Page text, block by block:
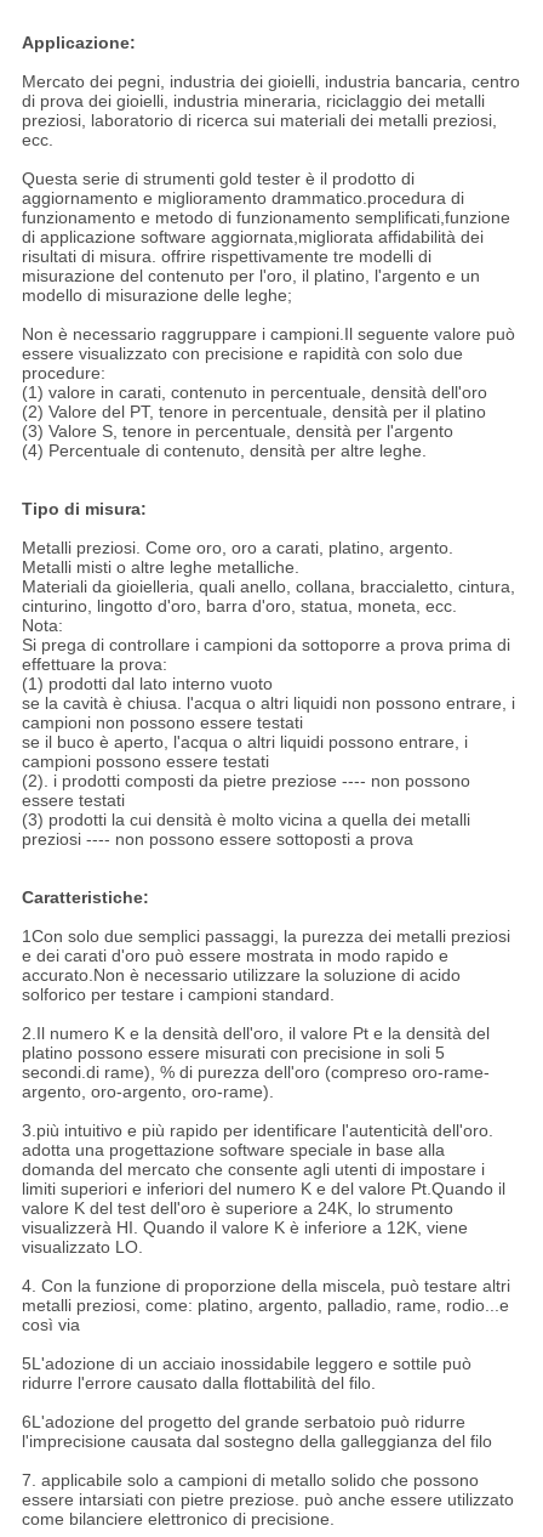
Applicazione:
Mercato dei pegni, industria dei gioielli, industria bancaria, centro
di prova dei gioielli, industria mineraria, riciclaggio dei metalli
preziosi, laboratorio di ricerca sui materiali dei metalli preziosi,
ecc.
Questa serie di strumenti gold tester è il prodotto di
aggiornamento e miglioramento drammatico.procedura di
funzionamento e metodo di funzionamento semplificati,funzione
di applicazione software aggiornata,migliorata affidabilità dei
risultati di misura. offrire rispettivamente tre modelli di
misurazione del contenuto per l'oro, il platino, l'argento e un
modello di misurazione delle leghe;
Non è necessario raggruppare i campioni.Il seguente valore può
essere visualizzato con precisione e rapidità con solo due
procedure:
(1) valore in carati, contenuto in percentuale, densità dell'oro
(2) Valore del PT, tenore in percentuale, densità per il platino
(3) Valore S, tenore in percentuale, densità per l'argento
(4) Percentuale di contenuto, densità per altre leghe.
Tipo di misura:
Metalli preziosi. Come oro, oro a carati, platino, argento.
Metalli misti o altre leghe metalliche.
Materiali da gioielleria, quali anello, collana, braccialetto, cintura,
cinturino, lingotto d'oro, barra d'oro, statua, moneta, ecc.
Nota:
Si prega di controllare i campioni da sottoporre a prova prima di
effettuare la prova:
(1) prodotti dal lato interno vuoto
se la cavità è chiusa. l'acqua o altri liquidi non possono entrare, i
campioni non possono essere testati
se il buco è aperto, l'acqua o altri liquidi possono entrare, i
campioni possono essere testati
(2). i prodotti composti da pietre preziose ---- non possono
essere testati
(3) prodotti la cui densità è molto vicina a quella dei metalli
preziosi ---- non possono essere sottoposti a prova
Caratteristiche:
1Con solo due semplici passaggi, la purezza dei metalli preziosi
e dei carati d'oro può essere mostrata in modo rapido e
accurato.Non è necessario utilizzare la soluzione di acido
solforico per testare i campioni standard.
2.Il numero K e la densità dell'oro, il valore Pt e la densità del
platino possono essere misurati con precisione in soli 5
secondi.di rame), % di purezza dell'oro (compreso oro-rame-
argento, oro-argento, oro-rame).
3.più intuitivo e più rapido per identificare l'autenticità dell'oro.
adotta una progettazione software speciale in base alla
domanda del mercato che consente agli utenti di impostare i
limiti superiori e inferiori del numero K e del valore Pt.Quando il
valore K del test dell'oro è superiore a 24K, lo strumento
visualizzerà HI. Quando il valore K è inferiore a 12K, viene
visualizzato LO.
4. Con la funzione di proporzione della miscela, può testare altri
metalli preziosi, come: platino, argento, palladio, rame, rodio...e
così via
5L'adozione di un acciaio inossidabile leggero e sottile può
ridurre l'errore causato dalla flottabilità del filo.
6L'adozione del progetto del grande serbatoio può ridurre
l'imprecisione causata dal sostegno della galleggianza del filo
7. applicabile solo a campioni di metallo solido che possono
essere intarsiati con pietre preziose. può anche essere utilizzato
come bilanciere elettronico di precisione.